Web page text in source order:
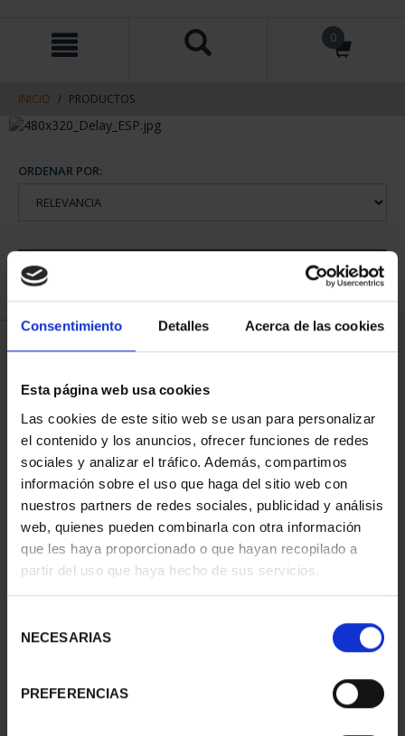
Consentimiento Detalles Acerca de las cookies
Esta página web usa cookies
Las cookies de este sitio web se usan para personalizar
el contenido y los anuncios, ofrecer funciones de redes
sociales y analizar el tráfico. Además, compartimos
información sobre el uso que haga del sitio web con
nuestros partners de redes sociales, publicidad y análisis
web, quienes pueden combinarla con otra información
que les haya proporcionado o que hayan recopilado a
partir del uso que haya hecho de sus servicios.
NECESARIAS
PREFERENCIAS
contenido
navegacin
0
INICIO PRODUCTOS
ORDENAR POR:
1 Productos encontrados
73,00 €